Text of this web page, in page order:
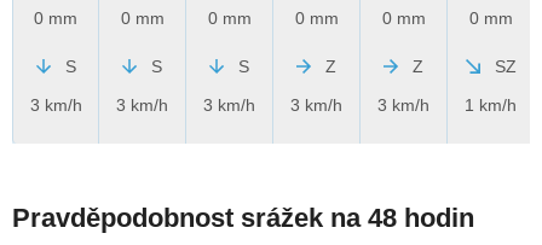
0 mm
S
3 km/h
0 mm
S
3 km/h
0 mm
S
3 km/h
0 mm
Z
3 km/h
0 mm
Z
3 km/h
0 mm
SZ
1 km/h
Pravděpodobnost srážek na 48 hodin